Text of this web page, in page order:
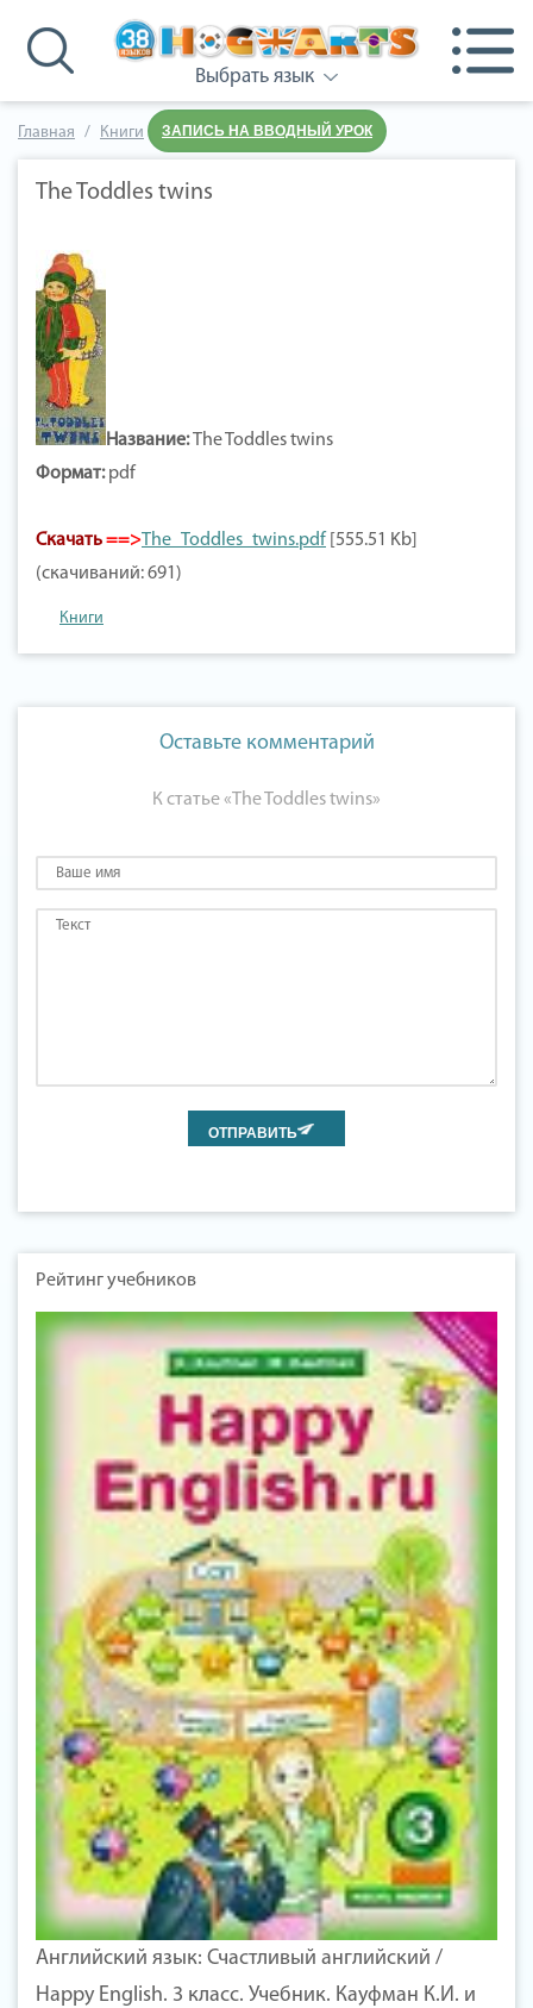
Выбрать язык
ЗАПИСЬ НА ВВОДНЫЙ УРОК
Главная Книги
The Toddles twins
Название:The Toddles twins
Формат:pdf
Скачать==>The_Toddles_twins.pdf [555.51 Kb]
(скачиваний: 691)
Книги
Оставьте комментарий
К статье «The Toddles twins»
Рейтинг учебников
Английский язык: Счастливый английский /
Happy English. 3 класс. Учебник. Кауфман К.И. и